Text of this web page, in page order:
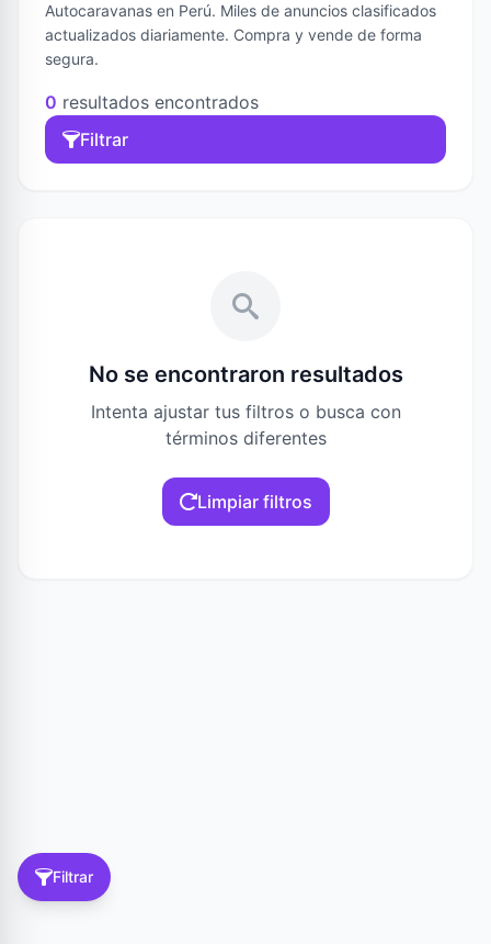
Filtrar
Autocaravanas en Perú. Miles de anuncios clasificados
actualizados diariamente. Compra y vende de forma
segura.
0 resultados encontrados
Filtrar
No se encontraron resultados
Intenta ajustar tus filtros o busca con
términos diferentes
Limpiar filtros